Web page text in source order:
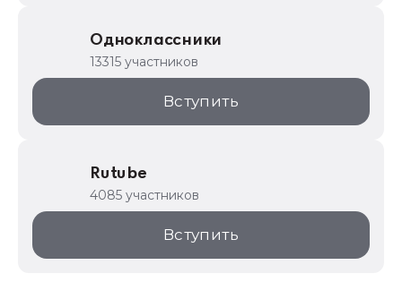
Одноклассники
13315 участников
Вступить
Rutube
4085 участников
Вступить